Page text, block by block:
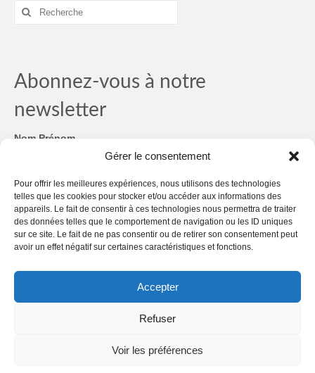
Gérer le consentement
Pour offrir les meilleures expériences, nous utilisons des technologies
telles que les cookies pour stocker et/ou accéder aux informations des
appareils. Le fait de consentir à ces technologies nous permettra de traiter
des données telles que le comportement de navigation ou les ID uniques
sur ce site. Le fait de ne pas consentir ou de retirer son consentement peut
avoir un effet négatif sur certaines caractéristiques et fonctions.
Accepter
Refuser
Voir les préférences
Rechercher
Abonnez-vous à notre
newsletter
Nom Prénom
RGPD*
RGPD
qu'avec des tiers qui rendent ce service possible.Consultez
notre politique de confidentialité.